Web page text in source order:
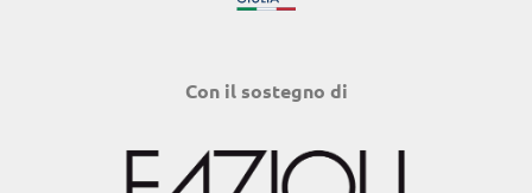
Con il sostegno di